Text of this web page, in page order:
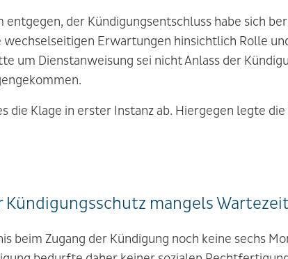
entgegen, der Kündigungsentschluss habe sich
Erwartungen hinsichtlich Rolle
um Dienstanweisung sei nicht Anlass der
die Klage in erster Instanz ab. Hiergegen legte
Kündigungsschutz mangels
beim Zugang der Kündigung noch keine sechs